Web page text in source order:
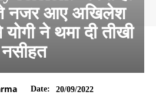
नजर आए अखिलेश
ने थमा दी तीखी
नसीहत
Date: 20/09/2022